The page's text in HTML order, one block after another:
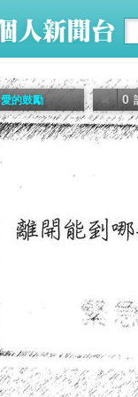
愛的鼓勵 0